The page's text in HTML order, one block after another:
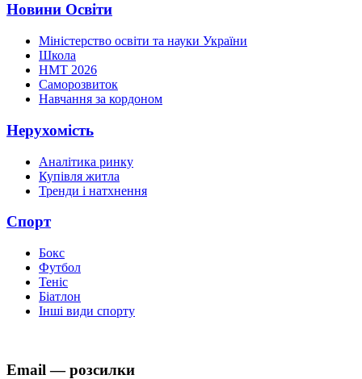
Новини Освіти
Міністерство освіти та науки України
Школа
НМТ 2026
Саморозвиток
Навчання за кордоном
Нерухомість
Аналітика ринку
Купівля житла
Тренди і натхнення
Спорт
Бокс
Футбол
Теніс
Біатлон
Інші види спорту
Email — розсилки